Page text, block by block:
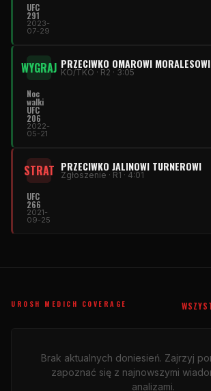
UFC
291
2023-
07-29
WYGRAJ PRZECIWKO OMAROWI MORALESOWI
KO/TKO · R2 · 3:05
Noc
walki
UFC
206
2022-
05-21
STRAT PRZECIWKO JALINOWI TURNEROWI
Zgłoszenie · R1 · 4:01
UFC
266
2021-
09-25
UROSH MEDICH COVERAGE
Brak aktualnych doniesień. Zajrzyj
zapoznać się z najnowszymi
analizami.